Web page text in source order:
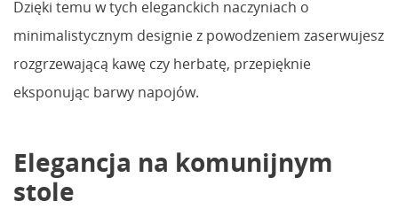
Dzięki temu w tych eleganckich naczyniach o
minimalistycznym designie z powodzeniem zaserwujesz
rozgrzewającą kawę czy herbatę, przepięknie
eksponując barwy napojów.
Elegancja na komunijnym
stole